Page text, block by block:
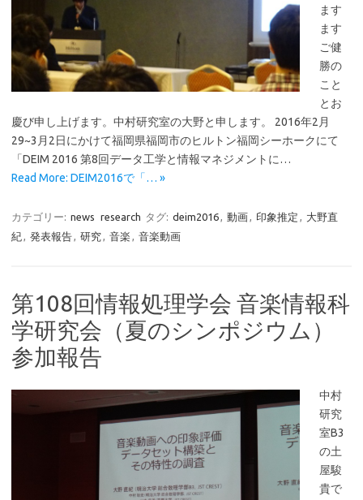
ます
ます
ご健
勝の
こと
とお
慶び申し上げます。中村研究室の大野と申します。 2016年2月
29~3月2日にかけて福岡県福岡市のヒルトン福岡シーホークにて
「DEIM 2016 第8回データ工学と情報マネジメントに…
Read More: DEIM2016で「… »
カテゴリー: news research タグ: deim2016, 動画, 印象推定 , 大野直
紀, 発表報告, 研究, 音楽 , 音楽動画
第108回情報処理学会 音楽情報科
学研究会（夏のシンポジウム）
参加報告
中村
研究
室B3
の土
屋駿
貴で